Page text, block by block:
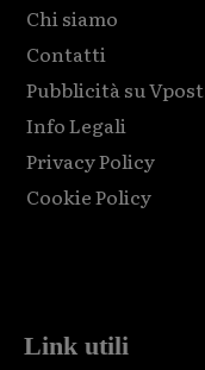
Chi siamo
Contatti
Pubblicità su Vpost
Info Legali
Privacy Policy
Cookie Policy
Link utili